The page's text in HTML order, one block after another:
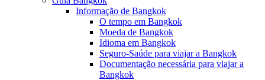
Informação de Bangkok
O tempo em Bangkok
Moeda de Bangkok
Idioma em Bangkok
Seguro-Saúde para viajar a Bangkok
Documentação necessária para viajar a
Bangkok